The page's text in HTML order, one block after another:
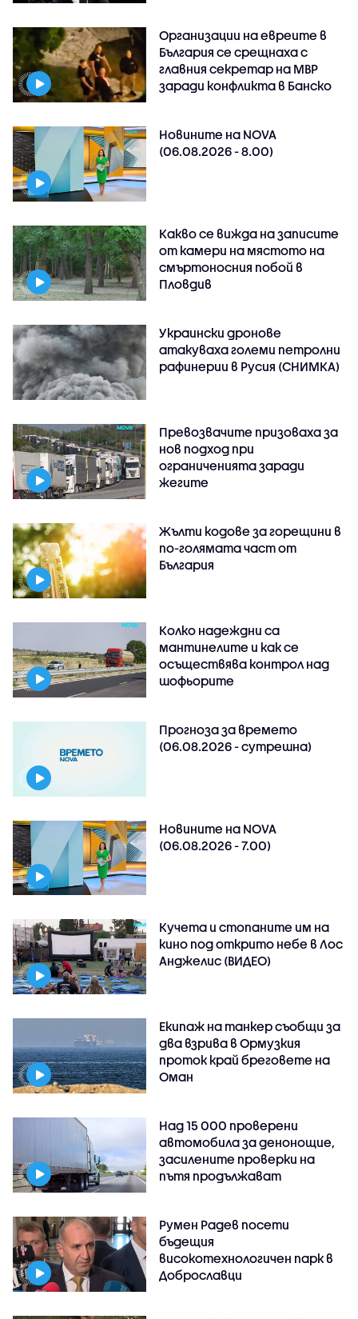
Организации на евреите в
България се срещнаха с
главния секретар на МВР
заради конфликта в Банско
Новините на NOVA
(06.08.2026 - 8.00)
Какво се вижда на записите
от камери на мястото на
смъртоносния побой в
Пловдив
Украински дронове
атакуваха големи петролни
рафинерии в Русия (СНИМКА)
Превозвачите призоваха за
нов подход при
ограниченията заради
жегите
Жълти кодове за горещини в
по-голямата част от
България
Колко надеждни са
мантинелите и как се
осъществява контрол над
шофьорите
Прогноза за времето
(06.08.2026 - сутрешна)
Новините на NOVA
(06.08.2026 - 7.00)
Кучета и стопаните им на
кино под открито небе в Лос
Анджелис (ВИДЕО)
Екипаж на танкер съобщи за
два взрива в Ормузкия
проток край бреговете на
Оман
Над 15 000 проверени
автомобила за денонощие,
засилените проверки на
пътя продължават
Румен Радев посети
бъдещия
високотехнологичен парк в
Доброславци